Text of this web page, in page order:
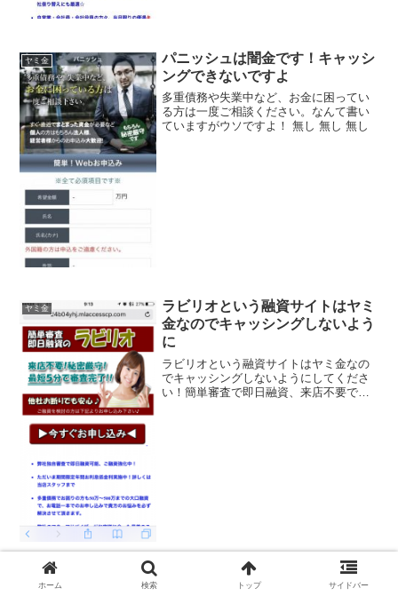
ヤミ金
パニッシュは闇金です！キャッシ
ングできないですよ
多重債務や失業中など、お金に困ってい
る方は一度ご相談ください。なんて書い
ていますがウソですよ！ 無し 無し 無し
ヤミ金
ラビリオという融資サイトはヤミ
金なのでキャッシングしないよう
に
ラビリオという融資サイトはヤミ金なの
でキャッシングしないようにしてくださ
い！簡単審査で即日融資、来店不要で秘
ホーム 検索 トップ サイドバー